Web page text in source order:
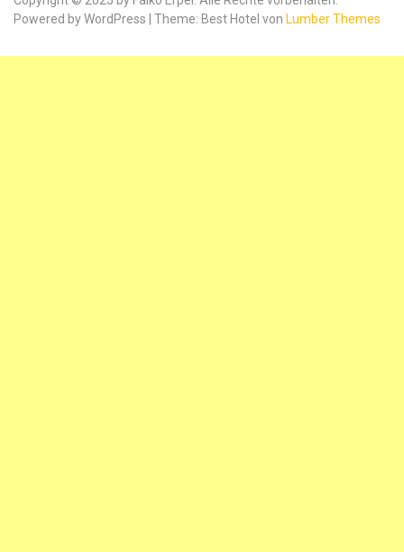
Powered by WordPress | Theme: Best Hotel von Lumber Themes